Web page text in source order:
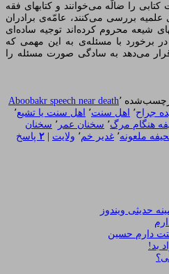
را ضالّه می‌خوانند و کتابهای فقه
بررسی می‌کنند، عامّه‌ی برادران
شیعه محروم کرده‌اند توجیه ساده‌ای
در برخورد با مسئله‌ی به این مهمی که
می‌دهد به سادگی صورت مسئله را
Aboobakr speech near death٬
جراح٬ اهل سنت٬ اهل سنت یا تشیع٬
هنگام مرگ٬ سخنان عمر ٬ سخنان
ملعونه٬ غدیر خم٬ ولایت ۲ پاسخ
دارم حسین
بد!